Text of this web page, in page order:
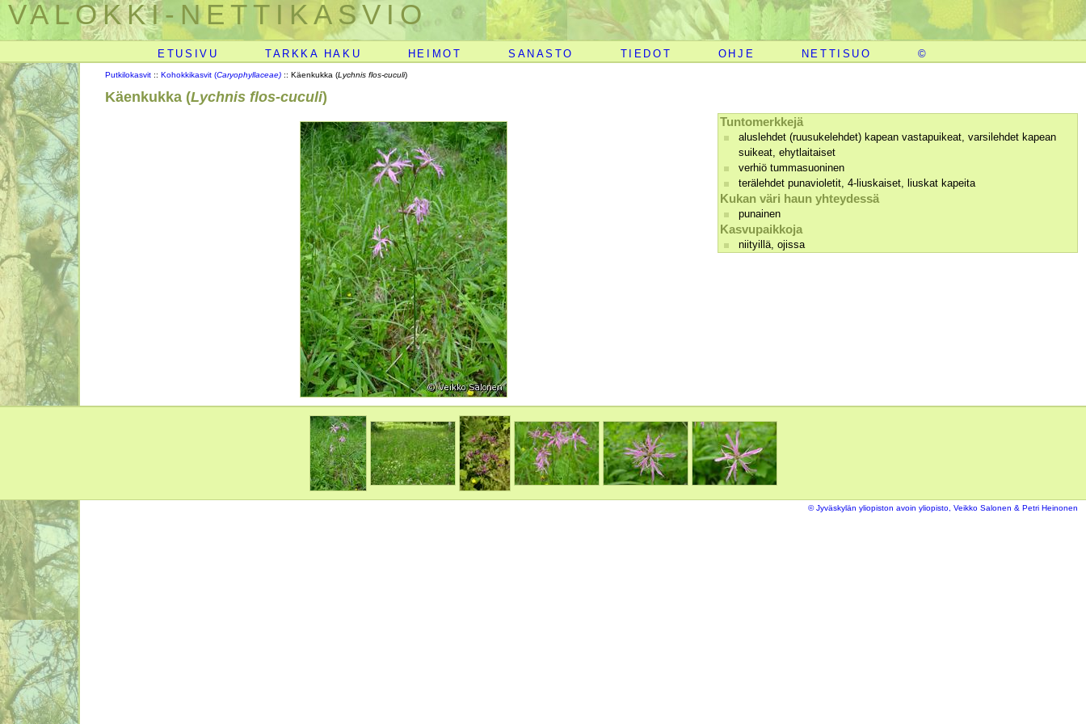
VALOKKI-NETTIKASVIO
ETUSIVU TARKKA HAKU HEIMOT SANASTO TIEDOT OHJE NETTISUO ©
Putkilokasvit :: Kohokkikasvit (Caryophyllaceae) :: Käenkukka (Lychnis flos-cuculi)
Käenkukka (Lychnis flos-cuculi)
Tuntomerkkejä
aluslehdet (ruusukelehdet) kapean vastapuikeat, varsilehdet kapean
suikeat, ehytlaitaiset
verhiö tummasuoninen
terälehdet punavioletit, 4-liuskaiset, liuskat kapeita
Kukan väri haun yhteydessä
punainen
Kasvupaikkoja
niityillä, ojissa
© Jyväskylän yliopiston avoin yliopisto, Veikko Salonen & Petri Heinonen